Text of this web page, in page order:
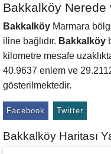
Bakkalköy Nerede
Bakkalköy Marmara
iline bağlıdır. Bakkalköy
kilometre mesafe
40.9637 enlem ve
gösterilmektedir.
Facebook Twitter
Bakkalköy Haritası